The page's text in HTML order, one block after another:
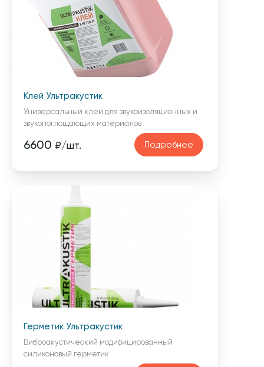
Клей Ультракустик
Универсальный клей для звукоизоляционных и
звукопоглощающих материалов
6600 ₽/шт. Подробнее
Герметик Ультракустик
Виброакустический модифицированный
силиконовый герметик